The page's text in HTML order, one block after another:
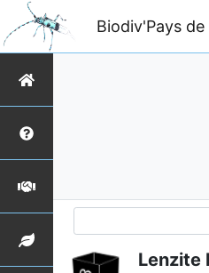
Biodiv'Pays de
Lenzite